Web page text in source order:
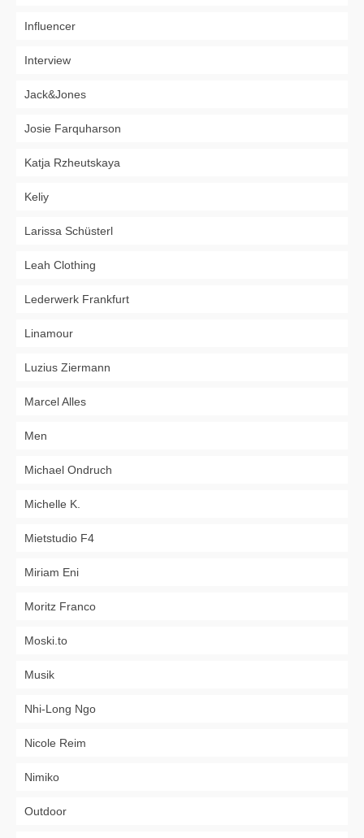
Influencer
Interview
Jack&Jones
Josie Farquharson
Katja Rzheutskaya
Keliy
Larissa Schüsterl
Leah Clothing
Lederwerk Frankfurt
Linamour
Luzius Ziermann
Marcel Alles
Men
Michael Ondruch
Michelle K.
Mietstudio F4
Miriam Eni
Moritz Franco
Moski.to
Musik
Nhi-Long Ngo
Nicole Reim
Nimiko
Outdoor